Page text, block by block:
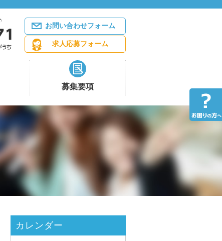
お問い合わせフォーム
求人応募フォーム
募集要項
カレンダー